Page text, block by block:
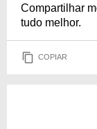
Compartilhar
tudo melhor.
COPIAR